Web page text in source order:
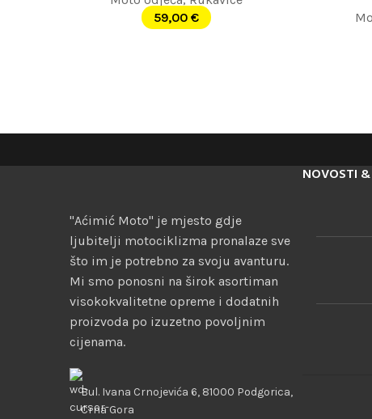
59,00 €
"Aćimić Moto" je mjesto gdje
ljubitelji motociklizma pronalaze sve
što im je potrebno za svoju avanturu.
Mi smo ponosni na širok asortiman
visokokvalitetne opreme i dodatnih
proizvoda po izuzetno povoljnim
cijenama.
Bul. Ivana Crnojevića 6, 81000 Podgorica,
Crna Gora
NOVOSTI